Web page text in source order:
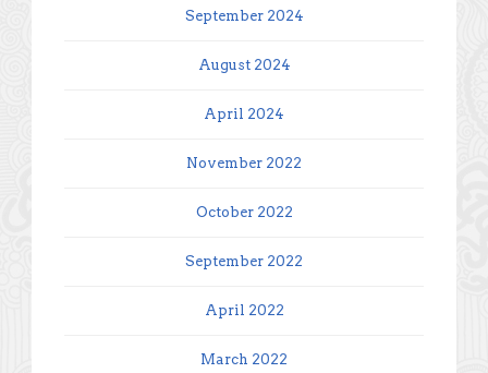
September 2024
August 2024
April 2024
November 2022
October 2022
September 2022
April 2022
March 2022